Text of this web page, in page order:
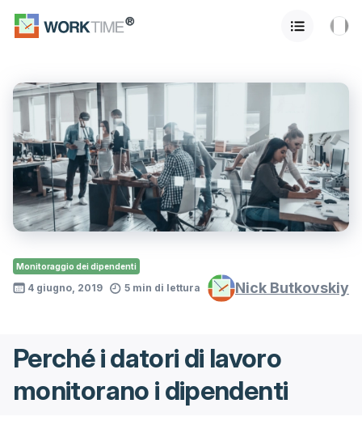
Monitoraggio dei dipendenti
4 giugno, 2019 5 min di lettura Nick Butkovskiy
Perché i datori di lavoro
monitorano i dipendenti